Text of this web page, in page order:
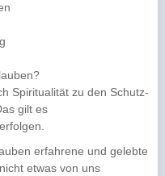
Spiritualität zu den Schutz-
gilt es
erfahrene und gelebte
etwas von uns